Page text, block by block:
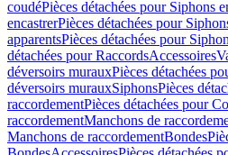
coudéPièces détachées pour Siphons
encastrerPièces détachées pour
apparentsPièces détachées pour
détachées pour RaccordsAccessoires
déversoirs murauxPièces détachées
déversoirs murauxSiphonsPièces
raccordementPièces détachées pour
raccordementManchons de
Manchons de raccordementBondes